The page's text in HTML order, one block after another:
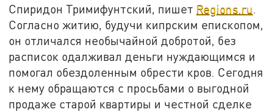
Спиридон Тримифунтский, пишет Regions.ru.
Согласно житию, будучи кипрским епископом,
он отличался необычайной добротой, без
расписок одалживал деньги нуждающимся и
помогал обездоленным обрести кров. Сегодня
к нему обращаются с просьбами о выгодной
продаже старой квартиры и честной сделке